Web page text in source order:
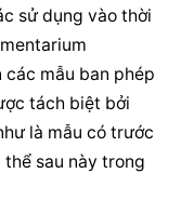
sử dụng vào thời
các mẫu ban phép
tách biệt bởi
là mẫu có trước
thể sau này trong